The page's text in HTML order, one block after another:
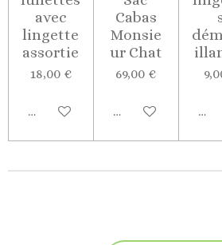
avec
lingette
assortie
18,00 €
Ajouter au panier
Cabas
Monsie
ur Chat
69,00 €
Ajouter au panier